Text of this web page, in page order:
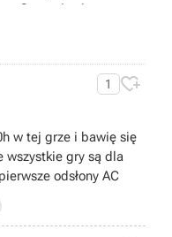
Gra staje się przez to
niegrywalna i
rozwój postaci
Bez przejścia tego
progresji. Czyli... Moja
Dziękuję.
1 
w tej grze i bawię się
wszystkie gry są dla
odsłony AC